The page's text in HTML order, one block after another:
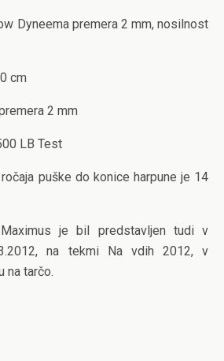
Dyneema premera 2 mm, nosilnost
cm
2 mm
LB Test
puške do konice harpune je 14
je bil predstavljen tudi v
na tekmi Na vdih 2012, v
na tarčo.